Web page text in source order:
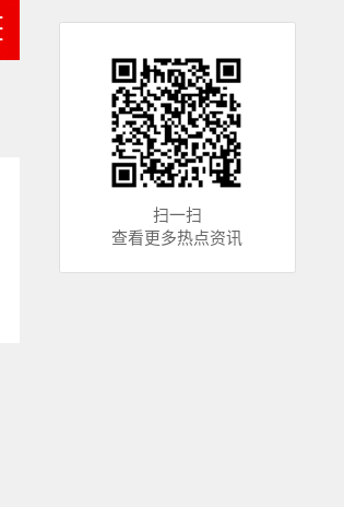
扫一扫
查看更多热点资讯